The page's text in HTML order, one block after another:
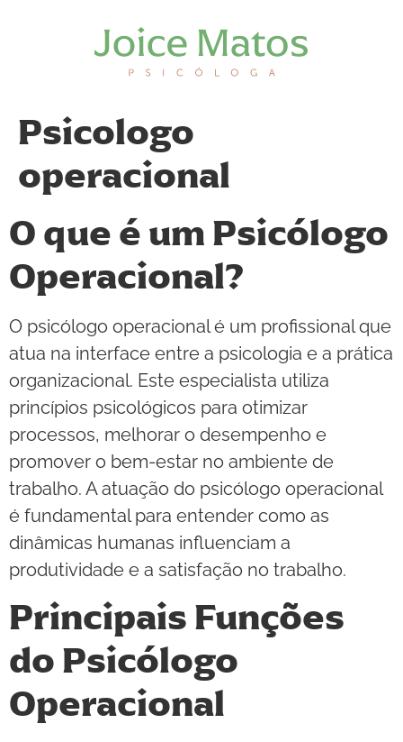
Psicologo
operacional
O que é um Psicólogo
Operacional?
O psicólogo operacional é um profissional que
atua na interface entre a psicologia e a prática
organizacional. Este especialista utiliza
princípios psicológicos para otimizar
processos, melhorar o desempenho e
promover o bem-estar no ambiente de
trabalho. A atuação do psicólogo operacional
é fundamental para entender como as
dinâmicas humanas influenciam a
produtividade e a satisfação no trabalho.
Principais Funções
do Psicólogo
Operacional